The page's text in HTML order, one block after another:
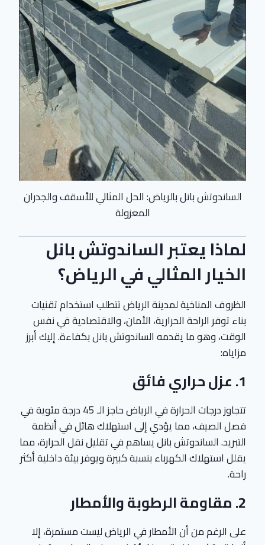
الساندوتش بانل بالرياض: الحل المثالي للأسقف والجدران
المعزولة
لماذا يعتبر الساندوتش بانل
الخيار المثالي في الرياض؟
الظروف المناخية لمدينة الرياض تتطلب استخدام تقنيات
بناء توفر الراحة الحرارية، الأمان، والاقتصادية في نفس
الوقت، وهو ما يقدمه الساندوتش بانل بكفاءة. إليك أبرز
مزاياه:
1. عزل حراري فائق
تتجاوز درجات الحرارة في الرياض حاجز الـ 45 درجة مئوية في
فصل الصيف، مما يؤدي إلى استهلاك هائل في أنظمة
التبريد. الساندوتش بانل يساهم في تقليل نقل الحرارة، مما
يقلل استهلاك الكهرباء بنسبة كبيرة ويوفر بيئة داخلية أكثر
راحة.
2. مقاومة الرطوبة والأمطار
على الرغم من أن الأمطار في الرياض ليست مستمرة، إلا